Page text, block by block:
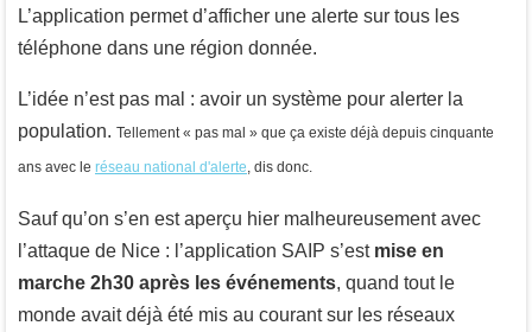
L’application permet d’afficher une alerte sur tous les
téléphone dans une région donnée.
L’idée n’est pas mal : avoir un système pour alerter la
population. Tellement « pas mal » que ça existe déjà depuis cinquante
ans avec le réseau national d'alerte , dis donc.
Sauf qu’on s’en est aperçu hier malheureusement avec
l’attaque de Nice : l’application SAIP s’est mise en
marche 2h30 après les événements, quand tout le
monde avait déjà été mis au courant sur les réseaux